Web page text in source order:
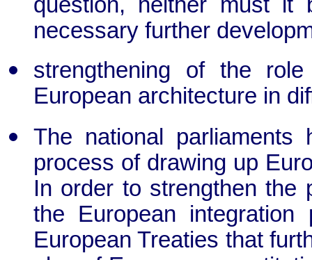
question, neither must it
necessary further
strengthening of the
European architecture in
The national
process of drawing up
In order to strengthen the
the European
European Treaties that